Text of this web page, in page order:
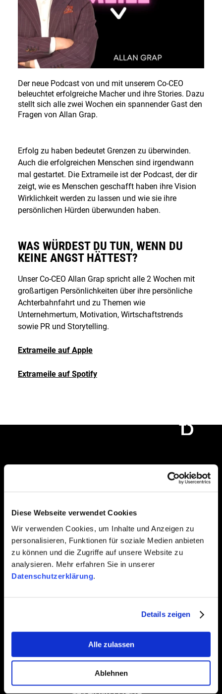
Diese Webseite verwendet Cookies
Wir verwenden Cookies, um Inhalte und Anzeigen zu
personalisieren, Funktionen für soziale Medien anbieten
zu können und die Zugriffe auf unsere Website zu
analysieren. Mehr erfahren Sie in unserer
Datenschutzerklärung.
Details zeigen
Alle zulassen
Ablehnen
DE
EN
Deutsch
English
Der neue Podcast von und mit unserem Co-CEO
beleuchtet erfolgreiche Macher und ihre Stories. Dazu
stellt sich alle zwei Wochen ein spannender Gast den
Fragen von Allan Grap.
Erfolg zu haben bedeutet Grenzen zu überwinden.
Auch die erfolgreichen Menschen sind irgendwann
mal gestartet. Die Extrameile ist der Podcast, der dir
zeigt, wie es Menschen geschafft haben ihre Vision
Wirklichkeit werden zu lassen und wie sie ihre
persönlichen Hürden überwunden haben.
WAS WÜRDEST DU TUN, WENN DU
KEINE ANGST HÄTTEST?
Unser Co-CEO Allan Grap spricht alle 2 Wochen mit
großartigen Persönlichkeiten über ihre persönliche
Achterbahnfahrt und zu Themen wie
Unternehmertum, Motivation, Wirtschaftstrends
sowie PR und Storytelling.
Extrameile auf Apple
Extrameile auf Spotify
CONTACT
Berlin
Luisenstraße 40
info@bettertrust.de
Hamburg
Axel-Springer-Platz 3
D-20355 Hamburg